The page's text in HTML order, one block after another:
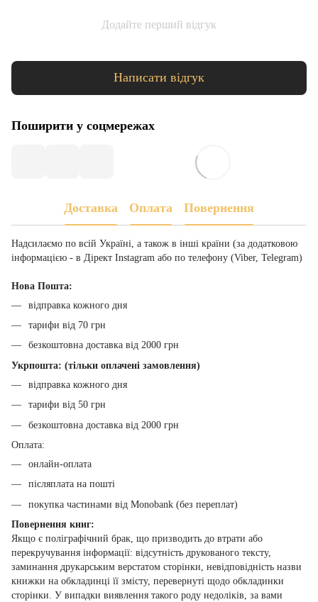
Додайте перший відгук
Написати відгук
Поширити у соцмережах
Доставка Оплата Повернення
Надсилаємо по всій Україні, а також в інші країни (за додатковою
інформацією - в Дірект Instagram або по телефону (Viber, Telegram)
Нова Пошта:
відправка кожного дня
тарифи від 70 грн
безкоштовна доставка від 2000 грн
Укрпошта: (тільки оплачені замовлення)
відправка кожного дня
тарифи від 50 грн
безкоштовна доставка від 2000 грн
Оплата:
онлайн-оплата
післяплата на пошті
покупка частинами від Monobank (без переплат)
Повернення книг:
Якщо є поліграфічний брак, що призводить до втрати або
перекручування інформації: відсутність друкованого тексту,
заминання друкарським верстатом сторінки, невідповідність назви
книжки на обкладинці її змісту, перевернуті щодо обкладинки
сторінки. У випадки виявлення такого роду недоліків, за вами